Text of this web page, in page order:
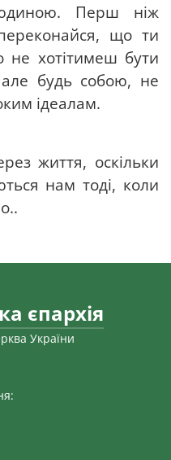
Перш ніж
що ти
хотітимеш бути
будь собою, не
ідеалам.
життя, оскільки
нам тоді, коли
єпархія
України